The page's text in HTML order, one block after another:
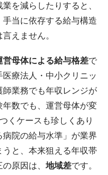
を減らしたりすると、
当に依存する給与構造
えません。
営母体による給与格差で
療法人・中小クリニッ
業務でも年収レンジが
数でも、運営母体が変
くケースも珍しくあり
院の給与水準」が業界
と、本来狙える年収帯
原因は、 地域差です。